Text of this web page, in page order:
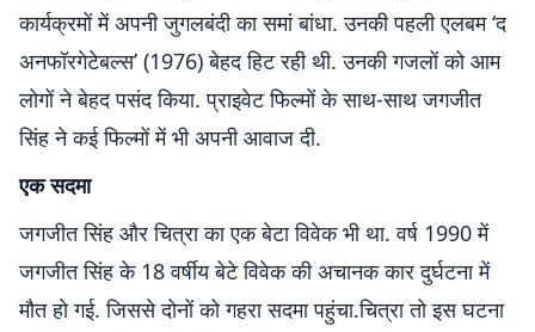
कार्यक्रमों में अपनी जुगलबंदी का समां बांधा. उनकी पहली एलबम ‘द
अनफॉरगेटेबल्स’ (1976) बेहद हिट रही थी. उनकी गजलों को आम
लोगों ने बेहद पसंद किया. प्राइवेट फिल्‍मों के साथ-साथ जगजीत
सिंह ने कई फिल्‍मों में भी अपनी आवाज दी.
एक सदमा
जगजीत सिंह और चित्रा का एक बेटा विवेक भी था. वर्ष 1990 में
जगजीत सिंह के 18 वर्षीय बेटे विवेक की अचानक कार दुर्घटना में
मौत हो गई. जिससे दोनों को गहरा सदमा पहुंचा.चित्रा तो इस घटना